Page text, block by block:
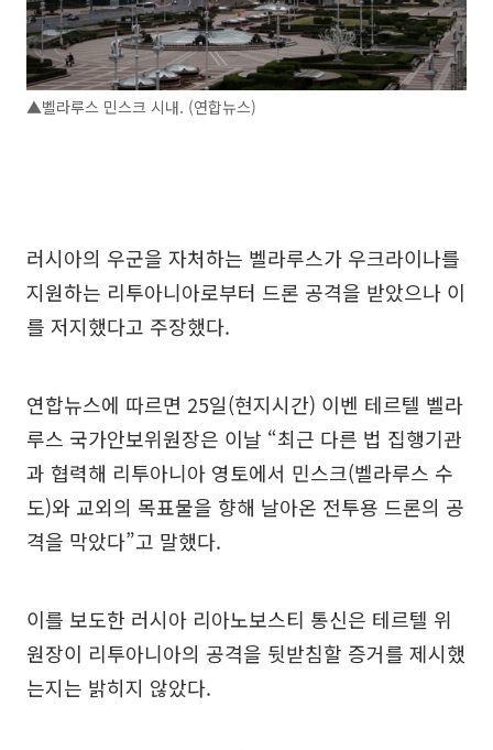
▲벨라루스 민스크 시내. (연합뉴스)
러시아의 우군을 자처하는 벨라루스가 우크라이나를
지원하는 리투아니아로부터 드론 공격을 받았으나 이
를 저지했다고 주장했다.
연합뉴스에 따르면 25일(현지시간) 이벤 테르텔 벨라
루스 국가안보위원장은 이날 “최근 다른 법 집행기관
과 협력해 리투아니아 영토에서 민스크(벨라루스 수
도)와 교외의 목표물을 향해 날아온 전투용 드론의 공
격을 막았다”고 말했다.
이를 보도한 러시아 리아노보스티 통신은 테르텔 위
원장이 리투아니아의 공격을 뒷받침할 증거를 제시했
는지는 밝히지 않았다.